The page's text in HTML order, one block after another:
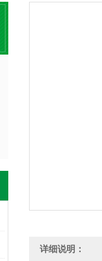
详细说明：